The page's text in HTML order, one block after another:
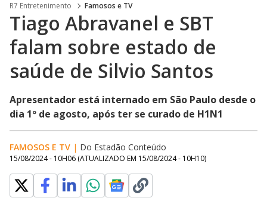
R7 Entretenimento Famosos e TV
Tiago Abravanel e SBT
falam sobre estado de
saúde de Silvio Santos
Apresentador está internado em São Paulo desde o
dia 1º de agosto, após ter se curado de H1N1
FAMOSOS E TV | Do Estadão Conteúdo
15/08/2024 - 10H06 (ATUALIZADO EM 15/08/2024 - 10H10)